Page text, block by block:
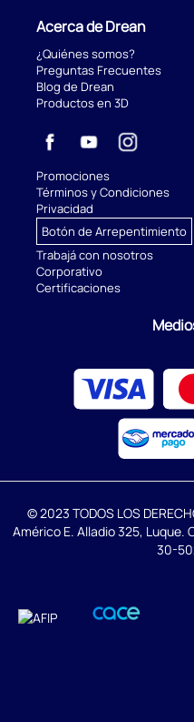
Acerca de Drean
¿Quiénes somos?
Preguntas Frecuentes
Blog de Drean
Productos en 3D
Promociones
Términos y Condiciones
Privacidad
Botón de Arrepentimiento
Trabajá con nosotros
Corporativo
Certificaciones
© 2023 TODOS LOS
Américo E. Alladio 325, Luque.
30-